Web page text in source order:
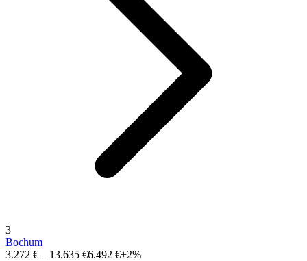
3
Bochum
3.272 € – 13.635 €6.492 €+2%